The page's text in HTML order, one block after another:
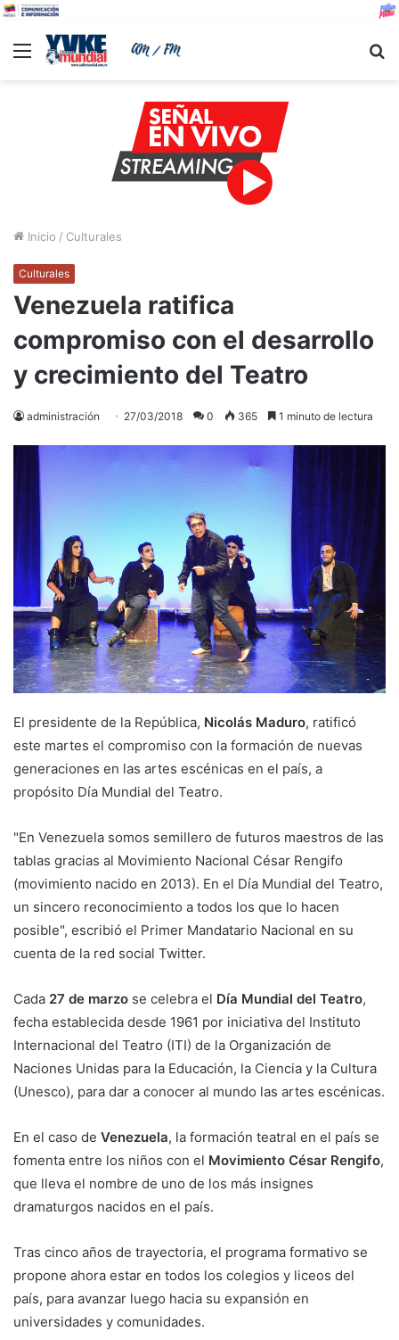
Menu
Inicio / Culturales
Culturales
Venezuela ratifica
compromiso con el desarrollo
y crecimiento del Teatro
administración 27/03/2018 0 365 1 minuto de lectura
El presidente de la República, Nicolás Maduro, ratificó
este martes el compromiso con la formación de nuevas
generaciones en las artes escénicas en el país, a
propósito Día Mundial del Teatro.
"En Venezuela somos semillero de futuros maestros de las
tablas gracias al Movimiento Nacional César Rengifo
(movimiento nacido en 2013). En el Día Mundial del Teatro,
un sincero reconocimiento a todos los que lo hacen
posible", escribió el Primer Mandatario Nacional en su
cuenta de la red social Twitter.
Cada 27 de marzo se celebra el Día Mundial del Teatro,
fecha establecida desde 1961 por iniciativa del Instituto
Internacional del Teatro (ITI) de la Organización de
Naciones Unidas para la Educación, la Ciencia y la Cultura
(Unesco), para dar a conocer al mundo las artes escénicas.
En el caso de Venezuela, la formación teatral en el país se
fomenta entre los niños con el Movimiento César Rengifo,
que lleva el nombre de uno de los más insignes
dramaturgos nacidos en el país.
Tras cinco años de trayectoria, el programa formativo se
propone ahora estar en todos los colegios y liceos del
país, para avanzar luego hacia su expansión en
universidades y comunidades.